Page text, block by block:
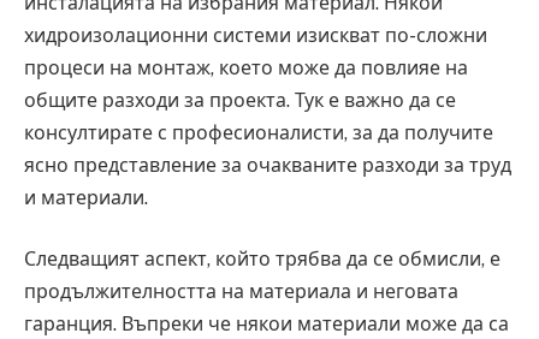
хидроизолационни системи изискват по-сложни
процеси на монтаж, което може да повлияе на
общите разходи за проекта. Тук е важно да се
консултирате с професионалисти, за да получите
ясно представление за очакваните разходи за труд
и материали.
Следващият аспект, който трябва да се обмисли, е
продължителността на материала и неговата
гаранция. Въпреки че някои материали може да са